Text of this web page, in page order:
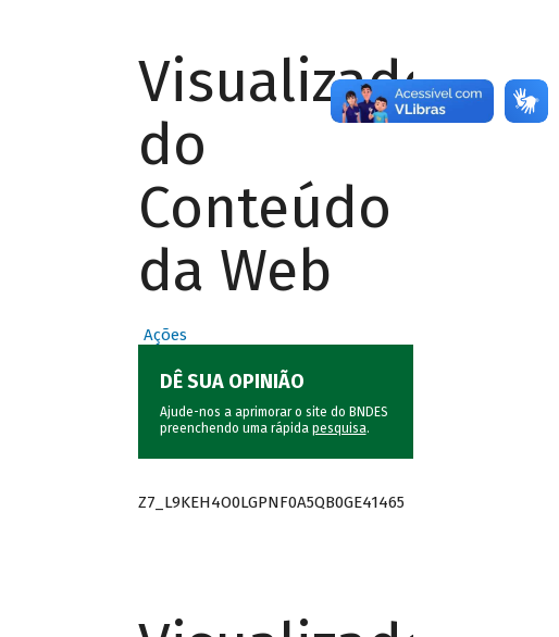
Visualizador
do
Conteúdo
da Web
Ações
DÊ SUA OPINIÃO
Ajude-nos a aprimorar o site do BNDES
preenchendo uma rápida pesquisa.
Z7_L9KEH4O0LGPNF0A5QB0GE41465